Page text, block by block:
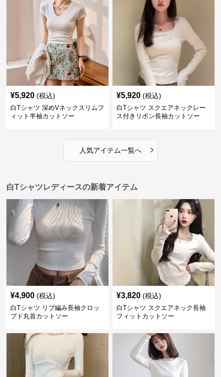
¥5,920 (税込)
白Tシャツ 深めVネックスリムフ
ィット半袖カットソー
¥5,920 (税込)
白Tシャツ スクエアネックレー
ス付きリボン長袖カットソー
人気アイテム一覧へ ›
白Tシャツレディースの新着アイテム
¥4,900 (税込)
白Tシャツ リブ編み長袖クロッ
プド丸首カットソー
¥3,820 (税込)
白Tシャツ スクエアネック長袖
フィットカットソー